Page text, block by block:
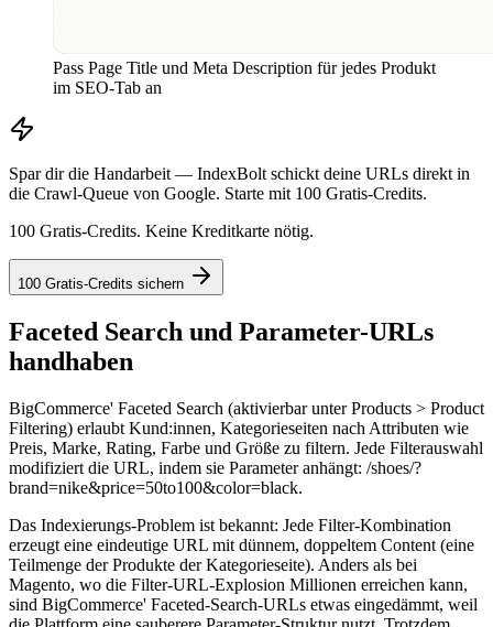
Pass Page Title und Meta Description für jedes Produkt
im SEO-Tab an
Spar dir die Handarbeit — IndexBolt schickt deine URLs direkt in
die Crawl-Queue von Google. Starte mit 100 Gratis-Credits.
100 Gratis-Credits. Keine Kreditkarte nötig.
100 Gratis-Credits sichern
Faceted Search und Parameter-URLs
handhaben
BigCommerce' Faceted Search (aktivierbar unter Products > Product
Filtering) erlaubt Kund:innen, Kategorieseiten nach Attributen wie
Preis, Marke, Rating, Farbe und Größe zu filtern. Jede Filterauswahl
modifiziert die URL, indem sie Parameter anhängt: /shoes/?
brand=nike&price=50to100&color=black.
Das Indexierungs-Problem ist bekannt: Jede Filter-Kombination
erzeugt eine eindeutige URL mit dünnem, doppeltem Content (eine
Teilmenge der Produkte der Kategorieseite). Anders als bei
Magento, wo die Filter-URL-Explosion Millionen erreichen kann,
sind BigCommerce' Faceted-Search-URLs etwas eingedämmt, weil